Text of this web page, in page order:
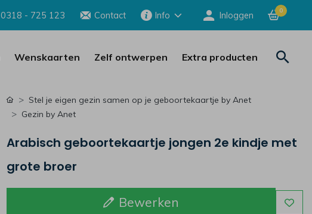
0318 - 725 123 Contact Info Inloggen 0
Wenskaarten Zelf ontwerpen Extra producten
Stel je eigen gezin samen op je geboortekaartje by Anet
Gezin by Anet
Arabisch geboortekaartje jongen 2e kindje met
grote broer
Bewerken